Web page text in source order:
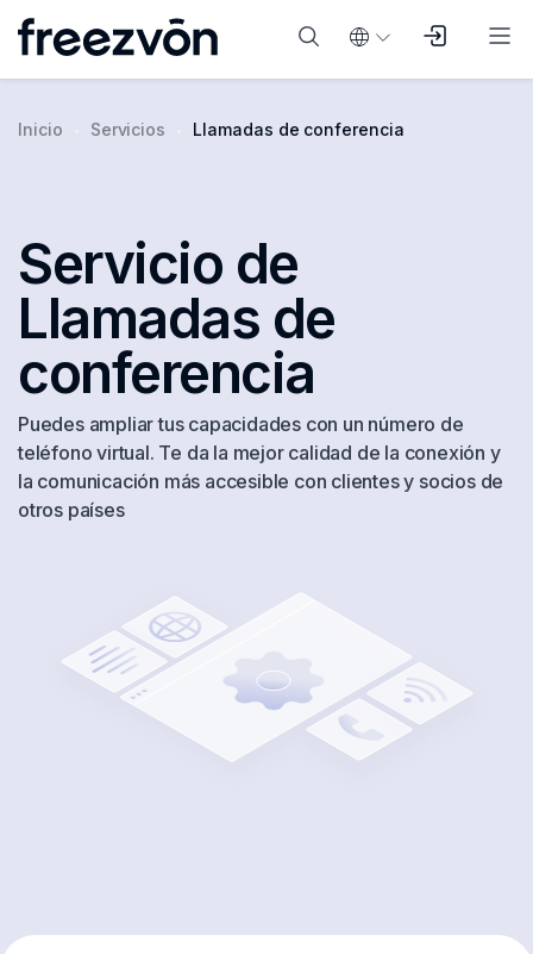
Inicio Servicios Llamadas de conferencia
Servicio de
Llamadas de
conferencia
Puedes ampliar tus capacidades con un número de
teléfono virtual. Te da la mejor calidad de la conexión y
la comunicación más accesible con clientes y socios de
otros países